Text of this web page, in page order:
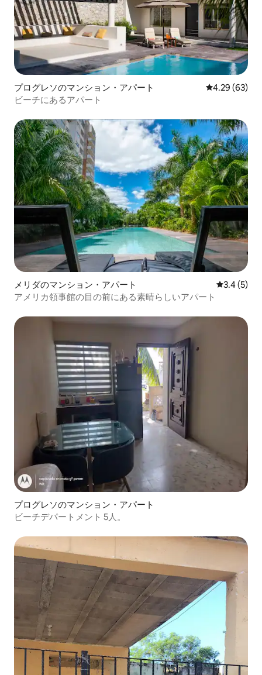
プログレソのマンション・アパート レビュー63
4.29 (63)
ビーチにあるアパート
メリダのマンション・アパート レビュー5
3.4 (5)
アメリカ領事館の目の前にある素晴らしいアパート
プログレソのマンション・アパート
ビーチデパートメント 5人。